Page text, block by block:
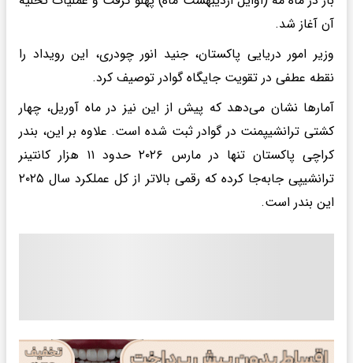
آن آغاز شد.
وزیر امور دریایی پاکستان، جنید انور چودری، این رویداد را
نقطه عطفی در تقویت جایگاه‌ گوادر توصیف کرد.
آمارها نشان می‌دهد که پیش از این نیز در ماه آوریل، چهار
کشتی ترانشیپمنت در گوادر ثبت شده است. علاوه بر این، بندر
کراچی پاکستان تنها در مارس ۲۰۲۶ حدود ۱۱ هزار کانتینر
ترانشیپی جابه‌جا کرده که رقمی بالاتر از کل عملکرد سال ۲۰۲۵
این بندر است.